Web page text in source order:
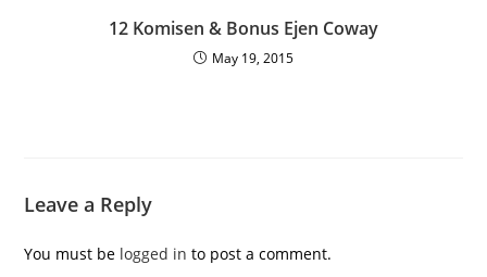
12 Komisen & Bonus Ejen Coway
May 19, 2015
Leave a Reply
You must be logged in to post a comment.